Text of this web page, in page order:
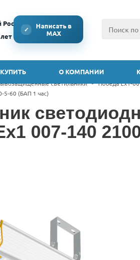
России
✓
Написать в
MAX
О КОМПАНИИ
светильники - Победа Ex1-
5-60 (БАП 1 час)
007-140